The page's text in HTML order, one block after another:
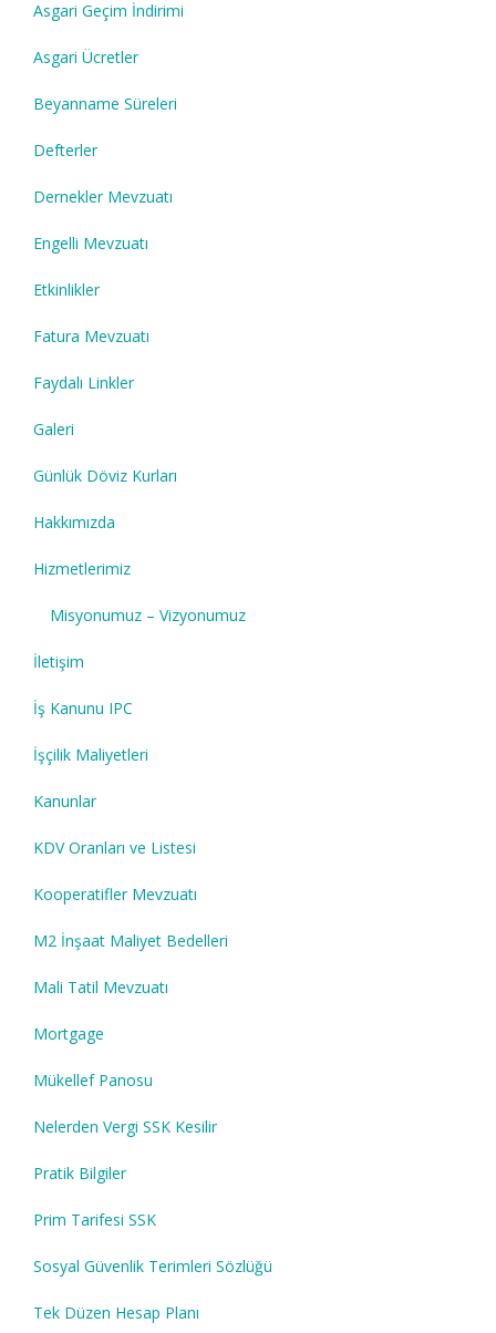
Asgari Geçim İndirimi
Asgari Ücretler
Beyanname Süreleri
Defterler
Dernekler Mevzuatı
Engelli Mevzuatı
Etkinlikler
Fatura Mevzuatı
Faydalı Linkler
Galeri
Günlük Döviz Kurları
Hakkımızda
Hizmetlerimiz
Misyonumuz – Vizyonumuz
İletişim
İş Kanunu IPC
İşçilik Maliyetleri
Kanunlar
KDV Oranları ve Listesi
Kooperatifler Mevzuatı
M2 İnşaat Maliyet Bedelleri
Mali Tatil Mevzuatı
Mortgage
Mükellef Panosu
Nelerden Vergi SSK Kesilir
Pratik Bilgiler
Prim Tarifesi SSK
Sosyal Güvenlik Terimleri Sözlüğü
Tek Düzen Hesap Planı